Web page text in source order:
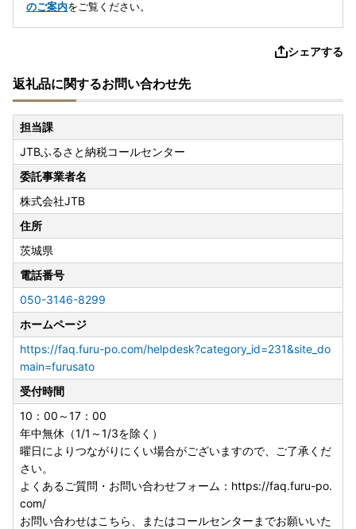
のご案内をご覧ください。
シェアする
返礼品に関するお問い合わせ先
担当課
JTBふるさと納税コールセンター
委託事業者名
株式会社JTB
住所
茨城県
電話番号
050-3146-8299
ホームページ
https://faq.furu-po.com/helpdesk?category_id=231&site_do
main=furusato
受付時間
10：00～17：00
年中無休（1/1～1/3を除く）
曜日によりつながりにくい場合がございますので、ご了承くだ
さい。
よくあるご質問・お問い合わせフォーム：https://faq.furu-po.
com/
お問い合わせはこちら、またはコールセンターまでお願いいた